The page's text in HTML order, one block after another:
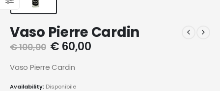
Vaso Pierre Cardin
€100,00 € 60,00
Vaso Pierre Cardin
Availability: Disponibile